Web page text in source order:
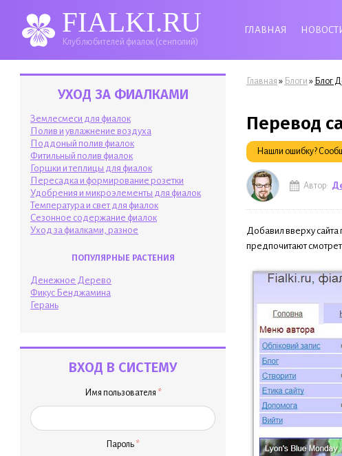
FIALKI.RU
Клуб любителей фиалок (сенполий)
ГЛАВНАЯ
УХОД ЗА ФИАЛКАМИ
Землесмеси для фиалок
Полив и увлажнение воздуха
Поддоный полив фиалок
Фитильный полив фиалок
Горшки и теплицы для фиалок
Пересадка и формирование розетки
Удобрения и микроэлементы для фиалок
Температура и свет для фиалок
Сезонное содержание фиалок
Уход за фиалками, разное
ПОПУЛЯРНЫЕ РАСТЕНИЯ
Денежное Дерево
Фикус Бенджамина
Герань
ВХОД В СИСТЕМУ
Имя пользователя *
Пароль *
Вы здесь
Главная » Блоги » Блог
Перевод
Нашли ошибку?
Автор:
Добавил вверху сайта
предпочитают